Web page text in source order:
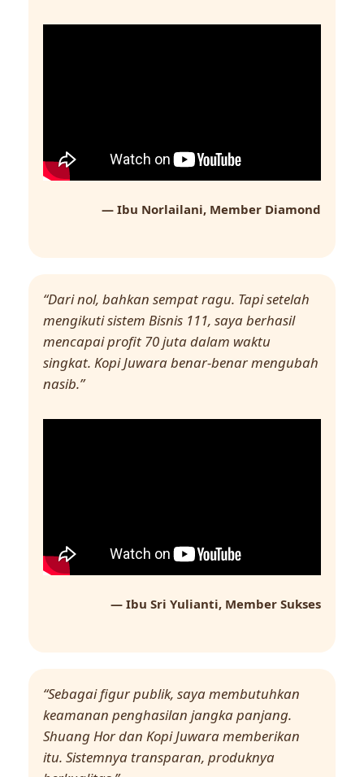
— Ibu Norlailani, Member Diamond
“Dari nol, bahkan sempat ragu. Tapi setelah
mengikuti sistem Bisnis 111, saya berhasil
mencapai profit 70 juta dalam waktu
singkat. Kopi Juwara benar-benar mengubah
nasib.”
— Ibu Sri Yulianti, Member Sukses
“Sebagai figur publik, saya membutuhkan
keamanan penghasilan jangka panjang.
Shuang Hor dan Kopi Juwara memberikan
itu. Sistemnya transparan, produknya